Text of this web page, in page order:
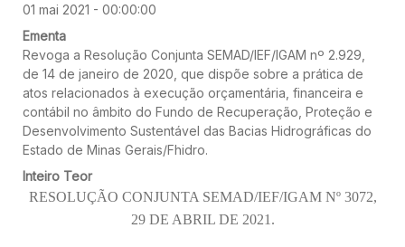
01 mai 2021 - 00:00:00
Ementa
Revoga a Resolução Conjunta SEMAD/IEF/IGAM nº 2.929,
de 14 de janeiro de 2020, que dispõe sobre a prática de
atos relacionados à execução orçamentária, financeira e
contábil no âmbito do Fundo de Recuperação, Proteção e
Desenvolvimento Sustentável das Bacias Hidrográficas do
Estado de Minas Gerais/Fhidro.
Inteiro Teor
RESOLUÇÃO CONJUNTA SEMAD/IEF/IGAM Nº 3072,
29 DE ABRIL DE 2021.